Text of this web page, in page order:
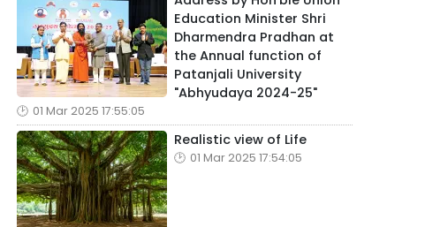
Education Minister Shri
Dharmendra Pradhan at
the Annual function of
Patanjali University
"Abhyudaya 2024-25"
01 Mar 2025 17:55:05
Realistic view of Life
01 Mar 2025 17:54:05